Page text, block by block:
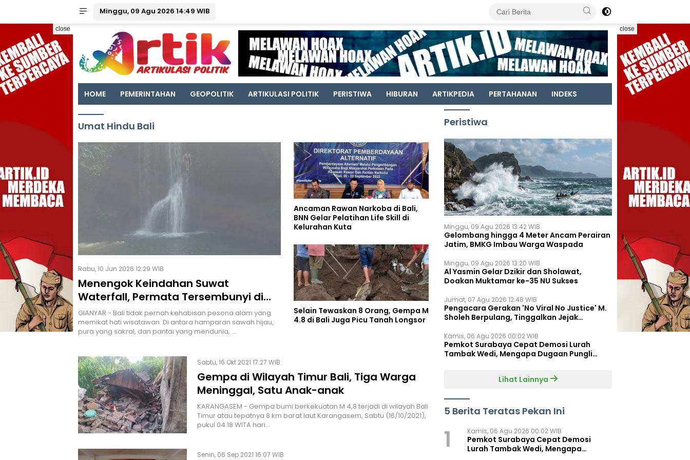
Minggu, 09 Agu 2026 14:49 WIB
close close
HOME PEMERINTAHAN GEOPOLITIK ARTIKULASI POLITIK PERISTIWA HIBURAN ARTIKPEDIA PERTAHANAN INDEKS
Umat Hindu Bali
Rabu, 10 Jun 2026 12:29 WIB
Menengok Keindahan Suwat
Waterfall, Permata Tersembunyi di
Desa Suwat, Gianyar Bali
GIANYAR - Bali tidak pernah kehabisan pesona alam yang
memikat hati wisatawan. Di antara hamparan sawah hijau,
pura yang sakral, dan pantai yang mendunia, …
Ancaman Rawan Narkoba di Bali,
BNN Gelar Pelatihan Life Skill di
Kelurahan Kuta
Selain Tewaskan 8 Orang, Gempa M
4.8 di Bali Juga Picu Tanah Longsor
Sabtu, 16 Okt 2021 17:27 WIB
Gempa di Wilayah Timur Bali, Tiga Warga
Meninggal, Satu Anak-anak
KARANGASEM - Gempa bumi berkekuatan M 4,8 terjadi di wilayah Bali
Timur atau tepatnya 8 km barat laut Karangasem, Sabtu (16/10/2021),
pukul 04.18 WITA hari…
Senin, 06 Sep 2021 16:07 WIB
Peristiwa
Minggu, 09 Agu 2026 13:42 WIB
Gelombang hingga 4 Meter Ancam Perairan
Jatim, BMKG Imbau Warga Waspada
Minggu, 09 Agu 2026 13:20 WIB
Al Yasmin Gelar Dzikir dan Sholawat,
Doakan Muktamar ke-35 NU Sukses
Jumat, 07 Agu 2026 12:48 WIB
Pengacara Gerakan 'No Viral No Justice' M.
Sholeh Berpulang, Tinggalkan Jejak
Kamis, 06 Agu 2026 00:02 WIB
Pemkot Surabaya Cepat Demosi Lurah
Tambak Wedi, Mengapa Dugaan Pungli
Lihat Lainnya
5 Berita Teratas Pekan Ini
1 Kamis, 06 Agu 2026 00:02 WIB
Pemkot Surabaya Cepat Demosi
Lurah Tambak Wedi, Mengapa